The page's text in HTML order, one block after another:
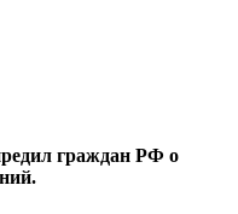
граждан РФ о